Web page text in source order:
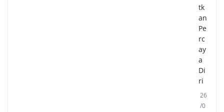
tk
an
Pe
rc
ay
a
Di
ri
26
/0